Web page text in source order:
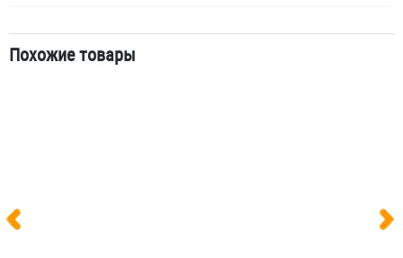
Похожие товары